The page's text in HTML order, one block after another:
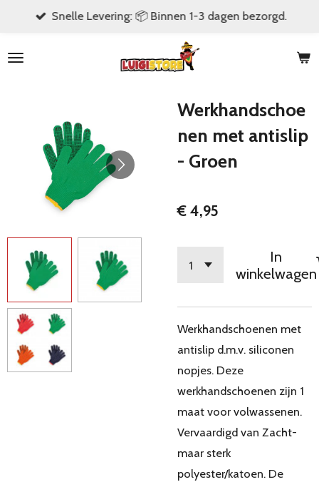
naar
Snelle Levering: 📦 Binnen 1-3 dagen bezorgd.
Werkhandschoe
nen met antislip
- Groen
€ 4,95
In
winkelwagen
Werkhandschoenen met
antislip d.m.v. siliconen
nopjes. Deze
werkhandschoenen zijn 1
maat voor volwassenen.
Vervaardigd van Zacht-
maar sterk
polyester/katoen. De